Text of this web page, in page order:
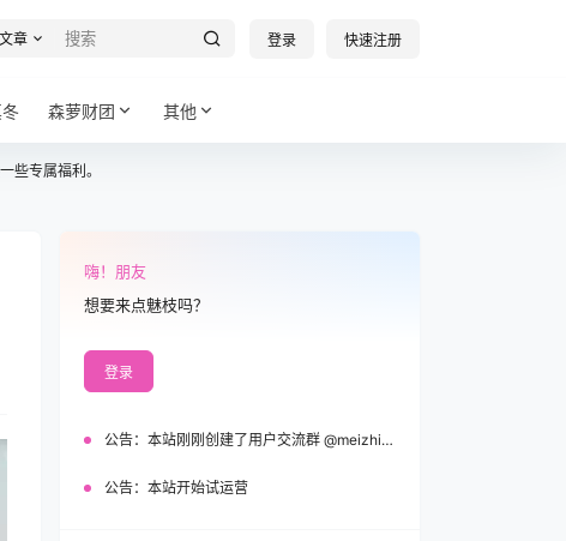
文章 登录 快速注册
森萝财团 其他
些专属福利。
嗨！朋友
想要来点魅枝吗？
登录
公告： 本站刚刚创建了用户交流群 @meizhi_official，欢迎加入！
公告： 本站开始试运营